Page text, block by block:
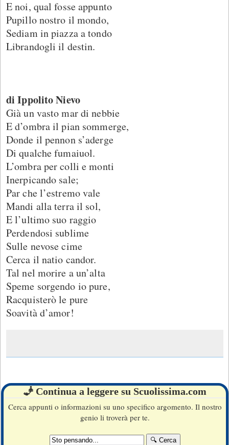
E noi, qual fosse appunto
Pupillo nostro il mondo,
Sediam in piazza a tondo
Librandogli il destin.
di Ippolito Nievo
Già un vasto mar di nebbie
E d’ombra il pian sommerge,
Donde il pennon s’aderge
Di qualche fumaiuol.
L’ombra per colli e monti
Inerpicando sale;
Par che l’estremo vale
Mandi alla terra il sol,
E l’ultimo suo raggio
Perdendosi sublime
Sulle nevose cime
Cerca il natio candor.
Tal nel morire a un’alta
Speme sorgendo io pure,
Racquisterò le pure
Soavità d’amor!
🧞 Continua a leggere su Scuolissima.com
Cerca appunti o informazioni su uno specifico argomento. Il nostro
genio li troverà per te.